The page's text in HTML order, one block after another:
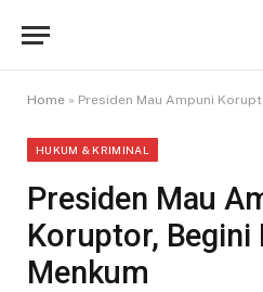
Home » Presiden Mau Ampuni
HUKUM & KRIMINAL
Presiden Mau
Koruptor, Begini
Menkum